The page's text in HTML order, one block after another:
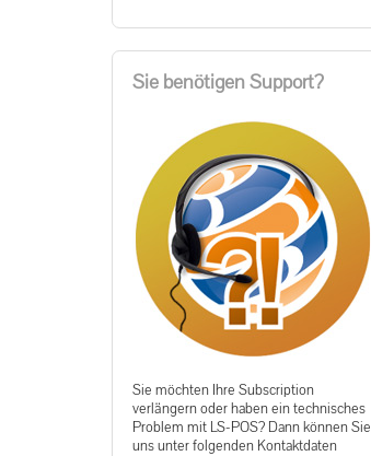
Modul Gutscheine
60,00 €
Sie benötigen Support?
Sie möchten Ihre Subscription
verlängern oder haben ein technisches
Problem mit LS-POS? Dann können Sie
uns unter folgenden Kontaktdaten